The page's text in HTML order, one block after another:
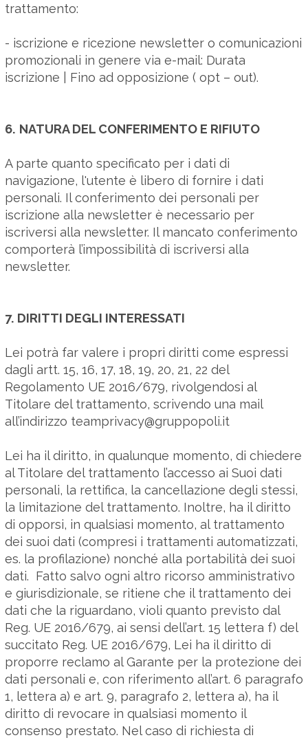
trattamento:
- iscrizione e ricezione newsletter o comunicazioni
promozionali in genere via e-mail: Durata
iscrizione | Fino ad opposizione ( opt – out).
6. NATURA DEL CONFERIMENTO E RIFIUTO
A parte quanto specificato per i dati di
navigazione, l'utente è libero di fornire i dati
personali. Il conferimento dei personali per
iscrizione alla newsletter è necessario per
iscriversi alla newsletter. Il mancato conferimento
comporterà l’impossibilità di iscriversi alla
newsletter.
7. DIRITTI DEGLI INTERESSATI
Lei potrà far valere i propri diritti come espressi
dagli artt. 15, 16, 17, 18, 19, 20, 21, 22 del
Regolamento UE 2016/679, rivolgendosi al
Titolare del trattamento, scrivendo una mail
all’indirizzo teamprivacy@gruppopoli.it
Lei ha il diritto, in qualunque momento, di chiedere
al Titolare del trattamento l’accesso ai Suoi dati
personali, la rettifica, la cancellazione degli stessi,
la limitazione del trattamento. Inoltre, ha il diritto
di opporsi, in qualsiasi momento, al trattamento
dei suoi dati (compresi i trattamenti automatizzati,
es. la profilazione) nonché alla portabilità dei suoi
dati. Fatto salvo ogni altro ricorso amministrativo
e giurisdizionale, se ritiene che il trattamento dei
dati che la riguardano, violi quanto previsto dal
Reg. UE 2016/679, ai sensi dell’art. 15 lettera f) del
succitato Reg. UE 2016/679, Lei ha il diritto di
proporre reclamo al Garante per la protezione dei
dati personali e, con riferimento all’art. 6 paragrafo
1, lettera a) e art. 9, paragrafo 2, lettera a), ha il
diritto di revocare in qualsiasi momento il
consenso prestato. Nel caso di richiesta di